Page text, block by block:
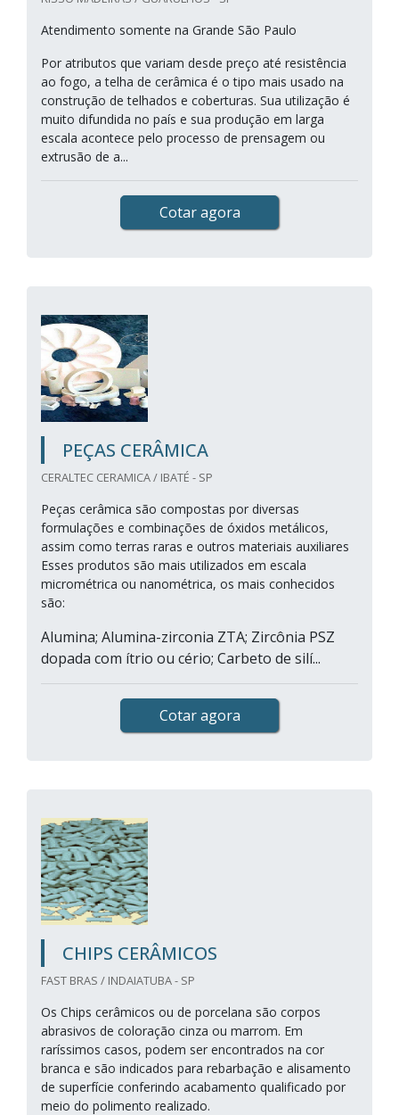
Atendimento somente na Grande São Paulo
Por atributos que variam desde preço até resistência
ao fogo, a telha de cerâmica é o tipo mais usado na
construção de telhados e coberturas. Sua utilização é
muito difundida no país e sua produção em larga
escala acontece pelo processo de prensagem ou
extrusão de a...
Cotar agora
PEÇAS CERÂMICA
CERALTEC CERAMICA / IBATÉ - SP
Peças cerâmica são compostas por diversas
formulações e combinações de óxidos metálicos,
assim como terras raras e outros materiais auxiliares
Esses produtos são mais utilizados em escala
micrométrica ou nanométrica, os mais conhecidos
são:
Alumina; Alumina-zirconia ZTA; Zircônia PSZ
dopada com ítrio ou cério; Carbeto de silí...
Cotar agora
CHIPS CERÂMICOS
FAST BRAS / INDAIATUBA - SP
Os Chips cerâmicos ou de porcelana são corpos
abrasivos de coloração cinza ou marrom. Em
raríssimos casos, podem ser encontrados na cor
branca e são indicados para rebarbação e alisamento
de superfície conferindo acabamento qualificado por
meio do polimento realizado.